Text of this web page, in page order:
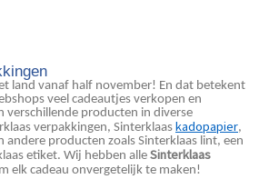
land vanaf half november! En dat betekent
veel cadeautjes verkopen en
verschillende producten in diverse
verpakkingen, Sinterklaas kadopapier,
andere producten zoals Sinterklaas lint, een
etiket. Wij hebben alle Sinterklaas
elk cadeau onvergetelijk te maken!